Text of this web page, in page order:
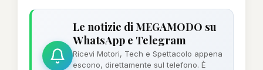
Le notizie di MEGAMODO su
WhatsApp e Telegram
Ricevi Motori, Tech e Spettacolo appena
escono, direttamente sul telefono. È